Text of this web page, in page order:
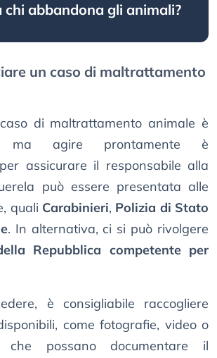
chi abbandona gli animali?
un caso di maltrattamento
di maltrattamento animale è
ma agire prontamente è
assicurare il responsabile alla
può essere presentata alle
quali Carabinieri, Polizia di Stato
. In alternativa, ci si può rivolgere
Repubblica competente per
è consigliabile raccogliere
come fotografie, video o
che possano documentare il